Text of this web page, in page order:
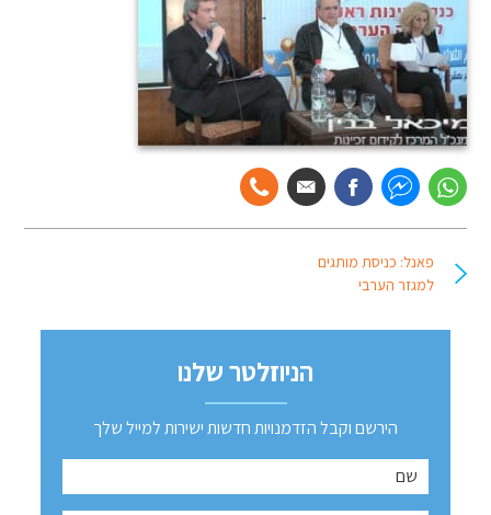
פאנל: כניסת מותגים
למגזר הערבי
הניוזלטר שלנו
הירשם וקבל הזדמנויות חדשות ישירות למייל שלך